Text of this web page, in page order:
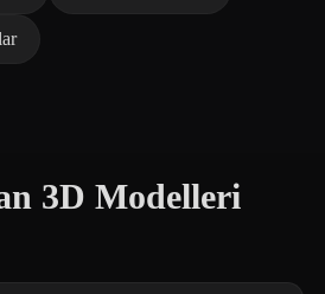
3D Modelleri